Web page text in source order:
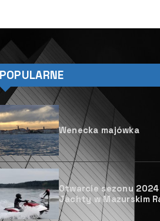
POPULARNE
Wenecka majówka
Otwarcie sezonu
Jachty w Mazurskim